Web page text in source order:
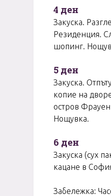
4 ден
Закуска.
Резиденция.
шопинг.
5 ден
Закуска.
копие на
остров
Нощувка.
6 ден
Закуска (сух
кацане в
Забележка: